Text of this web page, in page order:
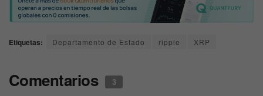
Etiquetas: Departamento de Estado ripple XRP
Comentarios 3